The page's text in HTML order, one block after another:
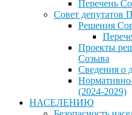
Перечень
Совет депутатов
Решения
Проекты
Созыва
Сведения о
(2024-2029)
НАСЕЛЕНИЮ